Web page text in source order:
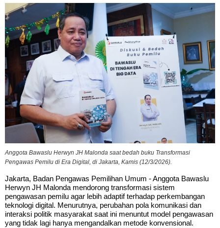
Anggota Bawaslu Herwyn JH Malonda saat bedah buku Transformasi
Pengawas Pemilu di Era Digital, di Jakarta, Kamis (12/3/2026).
Jakarta, Badan Pengawas Pemilihan Umum - Anggota Bawaslu
Herwyn JH Malonda mendorong transformasi sistem
pengawasan pemilu agar lebih adaptif terhadap perkembangan
teknologi digital. Menurutnya, perubahan pola komunikasi dan
interaksi politik masyarakat saat ini menuntut model pengawasan
yang tidak lagi hanya mengandalkan metode konvensional.